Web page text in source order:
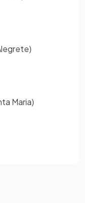
Maria)